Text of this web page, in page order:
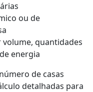
ou de
volume, quantidades
energia
de casas
detalhadas para